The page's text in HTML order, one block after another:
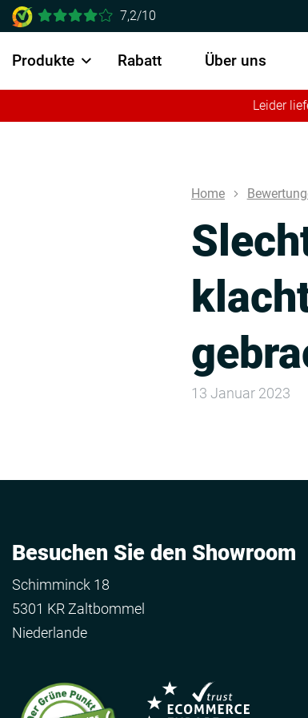
7,2/10
Produkte Rabatt Über uns
Leider
Home
13 Januar 2023
Besuchen Sie den Showroom
Schimminck 18
5301 KR Zaltbommel
Niederlande